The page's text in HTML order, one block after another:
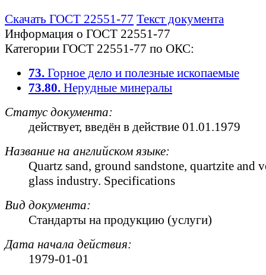
Скачать ГОСТ 22551-77 Текст документа
Информация о ГОСТ 22551-77
Категории ГОСТ 22551-77 по ОКС:
73. Горное дело и полезные ископаемые
73.80. Нерудные минералы
Статус документа:
действует, введён в действие 01.01.1979
Название на английском языке:
Quartz sand, ground sandstone, quartzite and
glass industry. Specifications
Вид документа:
Стандарты на продукцию (услуги)
Дата начала действия:
1979-01-01